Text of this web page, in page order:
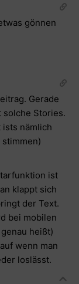
gönnen
Gerade
solche Stories.
ists nämlich
ist
klappt sich
der Text.
bei mobilen
heißt)
wenn man
loslässt.